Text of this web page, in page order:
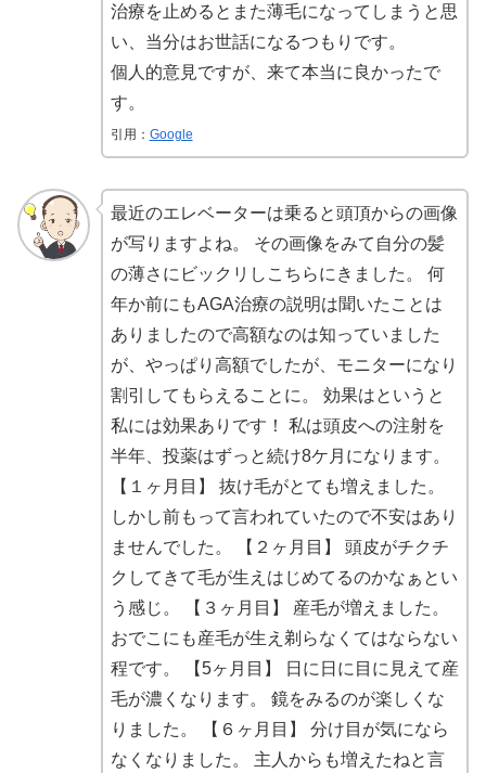
治療を止めるとまた薄毛になってしまうと思
い、当分はお世話になるつもりです。
個人的意見ですが、来て本当に良かったで
す。
引用： Google
最近のエレベーターは乗ると頭頂からの画像
が写りますよね。 その画像をみて自分の髪
の薄さにビックリしこちらにきました。 何
年か前にもAGA治療の説明は聞いたことは
ありましたので高額なのは知っていました
が、やっぱり高額でしたが、モニターになり
割引してもらえることに。 効果はというと
私には効果ありです！ 私は頭皮への注射を
半年、投薬はずっと続け8ケ月になります。
【１ヶ月目】 抜け毛がとても増えました。
しかし前もって言われていたので不安はあり
ませんでした。 【２ヶ月目】 頭皮がチクチ
クしてきて毛が生えはじめてるのかなぁとい
う感じ。 【３ヶ月目】 産毛が増えました。
おでこにも産毛が生え剃らなくてはならない
程です。 【5ヶ月目】 日に日に目に見えて産
毛が濃くなります。 鏡をみるのが楽しくな
りました。 【６ヶ月目】 分け目が気になら
なくなりました。 主人からも増えたねと言